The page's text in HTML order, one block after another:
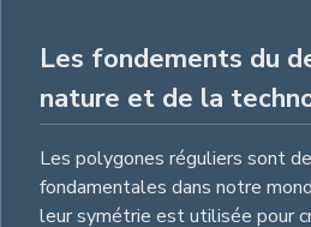
Les fondements du
nature et de la
Les polygones réguliers sont
fondamentales dans notre
leur symétrie est utilisée pour